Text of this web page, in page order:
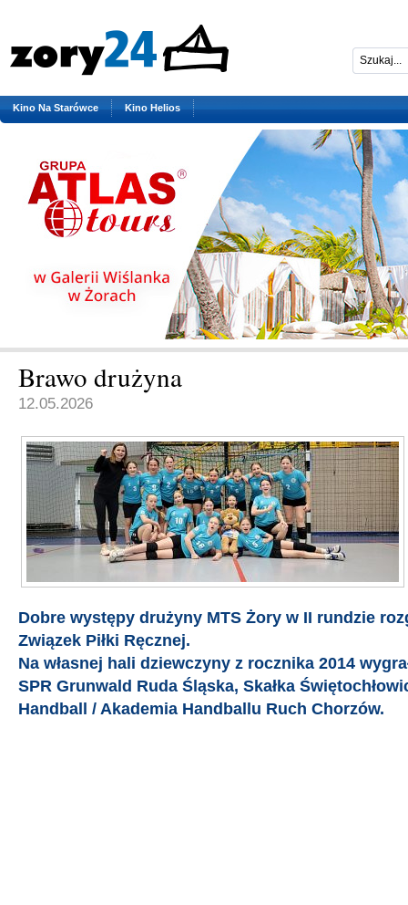
Kino Na Starówce Kino Helios
Brawo drużyna
12.05.2026
Dobre występy drużyny MTS Żory w II rundzie
Związek Piłki Ręcznej.
Na własnej hali dziewczyny z rocznika 2014
SPR Grunwald Ruda Śląska, Skałka
Handball / Akademia Handballu Ruch Chorzów.